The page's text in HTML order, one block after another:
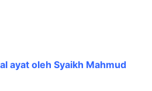
ayat oleh Syaikh Mahmud